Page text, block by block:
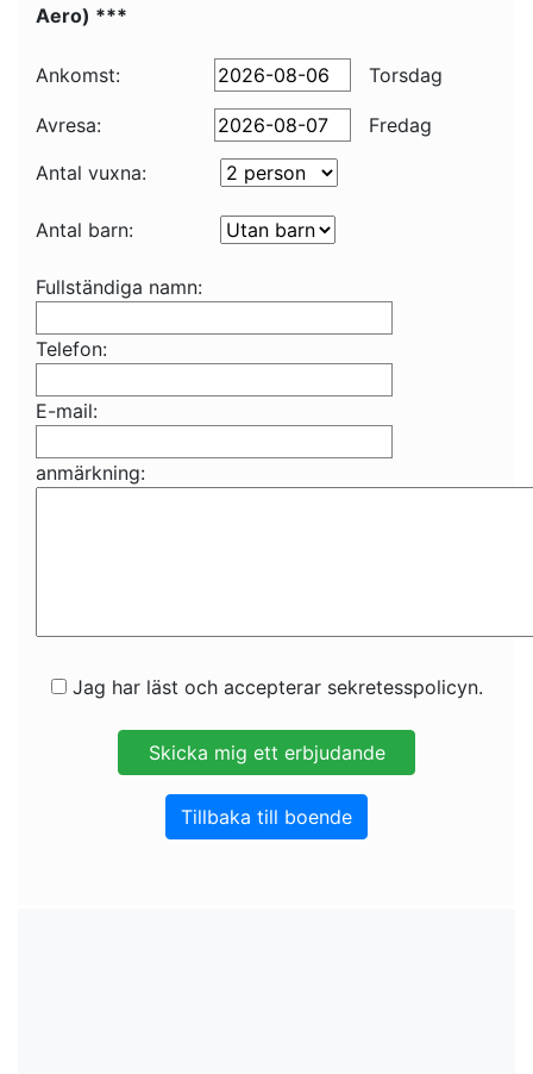
Aero) ***
Ankomst: Torsdag
Avresa:
Fredag
Antal vuxna:
Antal barn:
Fullständiga namn:
Telefon:
E-mail:
anmärkning:
Jag har läst och accepterar sekretesspolicyn.
Tillbaka till boende